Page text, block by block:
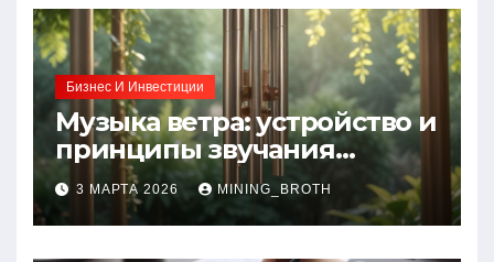
Бизнес И Инвестиции
Музыка ветра: устройство и
принципы звучания
колокольчиков
3 МАРТА 2026 MINING_BROTH